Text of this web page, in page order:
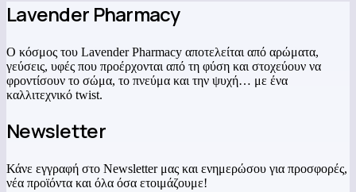
Lavender Pharmacy
Ο κόσμος του Lavender Pharmacy αποτελείται από αρώματα,
γεύσεις, υφές που προέρχονται από τη φύση και στοχεύουν να
φροντίσουν το σώμα, το πνεύμα και την ψυχή… με ένα
καλλιτεχνικό twist.
Newsletter
Κάνε εγγραφή στο Newsletter μας και ενημερώσου για προσφορές,
νέα προϊόντα και όλα όσα ετοιμάζουμε!